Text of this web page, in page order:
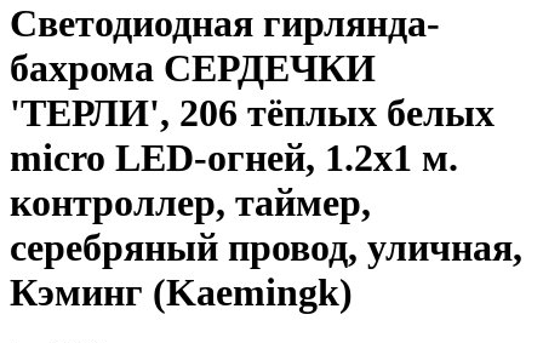
Светодиодная гирлянда-
бахрома СЕРДЕЧКИ
'ТЕРЛИ', 206 тёплых белых
micro LED-огней, 1.2х1 м.
контроллер, таймер,
серебряный провод, уличная,
Кэминг (Kaemingk)